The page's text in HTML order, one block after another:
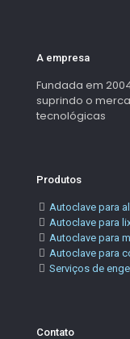
A empresa
Fundada em
suprindo o
tecnológicas
Produtos
Autoclave para
Autoclave para
Autoclave para
Autoclave para
Serviços de
Contato